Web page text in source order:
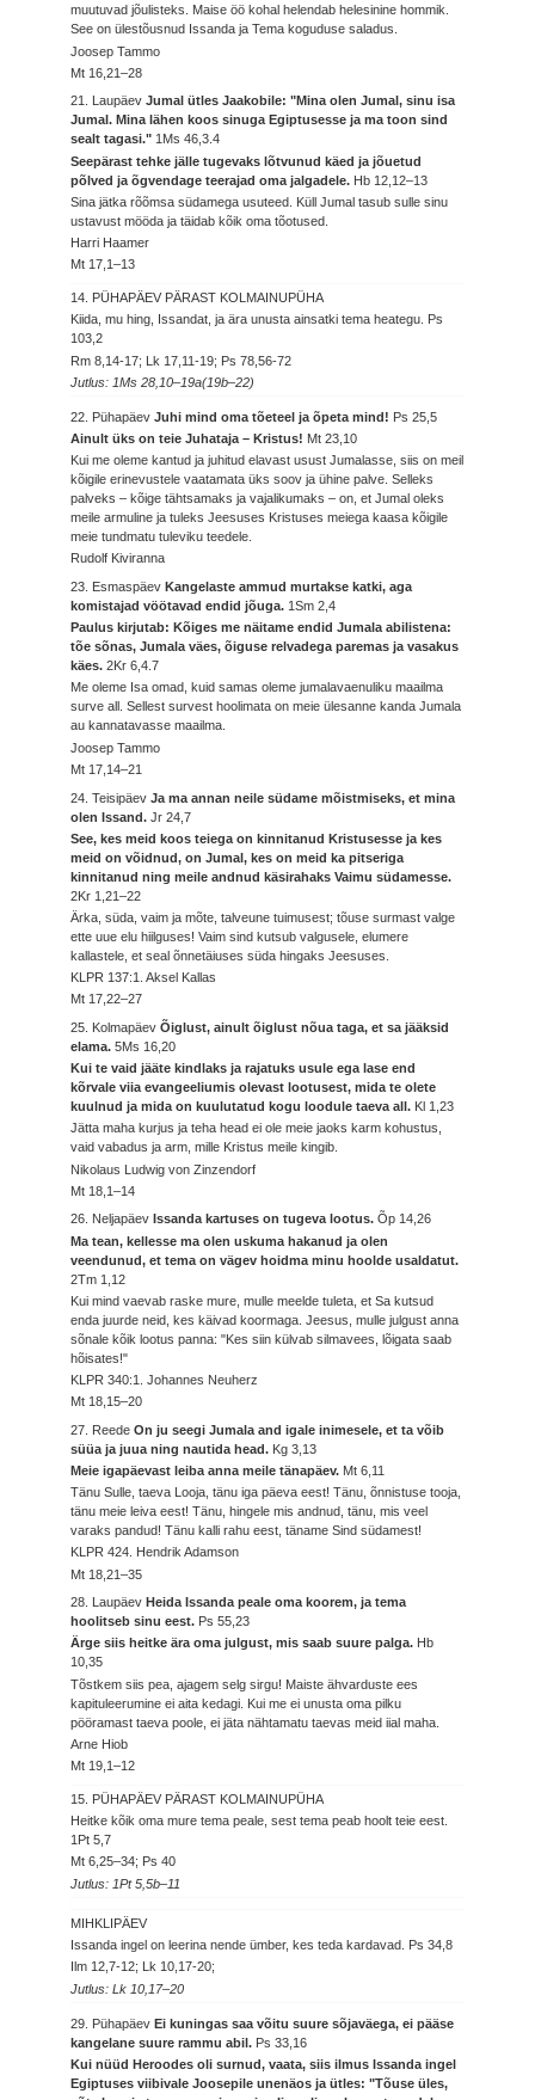
muutuvad jõulisteks. Maise öö kohal helendab helesinine hommik.
See on ülestõusnud Issanda ja Tema koguduse saladus.
Joosep Tammo
Mt 16,21–28
21. LaupäevJumal ütles Jaakobile: "Mina olen Jumal, sinu isa
Jumal. Mina lähen koos sinuga Egiptusesse ja ma toon sind
sealt tagasi."1Ms 46,3.4
Seepärast tehke jälle tugevaks lõtvunud käed ja jõuetud
põlved ja õgvendage teerajad oma jalgadele. Hb 12,12–13
Sina jätka rõõmsa südamega usuteed. Küll Jumal tasub sulle sinu
ustavust mööda ja täidab kõik oma tõotused.
Harri Haamer
Mt 17,1–13
14. PÜHAPÄEV PÄRAST KOLMAINUPÜHA
Kiida, mu hing, Issandat, ja ära unusta ainsatki tema heategu. Ps
103,2
Rm 8,14-17; Lk 17,11-19; Ps 78,56-72
Jutlus: 1Ms 28,10–19a(19b–22)
22. PühapäevJuhi mind oma tõeteel ja õpeta mind! Ps 25,5
Ainult üks on teie Juhataja – Kristus! Mt 23,10
Kui me oleme kantud ja juhitud elavast usust Jumalasse, siis on meil
kõigile erinevustele vaatamata üks soov ja ühine palve. Selleks
palveks – kõige tähtsamaks ja vajalikumaks – on, et Jumal oleks
meile armuline ja tuleks Jeesuses Kristuses meiega kaasa kõigile
meie tundmatu tuleviku teedele.
Rudolf Kiviranna
23. EsmaspäevKangelaste ammud murtakse katki, aga
komistajad vöötavad endid jõuga. 1Sm 2,4
Paulus kirjutab: Kõiges me näitame endid Jumala abilistena:
tõe sõnas, Jumala väes, õiguse relvadega paremas ja vasakus
käes.2Kr 6,4.7
Me oleme Isa omad, kuid samas oleme jumalavaenuliku maailma
surve all. Sellest survest hoolimata on meie ülesanne kanda Jumala
au kannatavasse maailma.
Joosep Tammo
Mt 17,14–21
24. TeisipäevJa ma annan neile südame mõistmiseks, et mina
olen Issand.Jr 24,7
See, kes meid koos teiega on kinnitanud Kristusesse ja kes
meid on võidnud, on Jumal, kes on meid ka pitseriga
kinnitanud ning meile andnud käsirahaks Vaimu südamesse.
2Kr 1,21–22
Ärka, süda, vaim ja mõte, talveune tuimusest; tõuse surmast valge
ette uue elu hiilguses! Vaim sind kutsub valgusele, elumere
kallastele, et seal õnnetäiuses süda hingaks Jeesuses.
KLPR 137:1. Aksel Kallas
Mt 17,22–27
25. KolmapäevÕiglust, ainult õiglust nõua taga, et sa jääksid
elama.5Ms 16,20
Kui te vaid jääte kindlaks ja rajatuks usule ega lase end
kõrvale viia evangeeliumis olevast lootusest, mida te olete
kuulnud ja mida on kuulutatud kogu loodule taeva all. Kl 1,23
Jätta maha kurjus ja teha head ei ole meie jaoks karm kohustus,
vaid vabadus ja arm, mille Kristus meile kingib.
Nikolaus Ludwig von Zinzendorf
Mt 18,1–14
26. Neljapäev Issanda kartuses on tugeva lootus.Õp 14,26
Ma tean, kellesse ma olen uskuma hakanud ja olen
veendunud, et tema on vägev hoidma minu hoolde usaldatut.
2Tm 1,12
Kui mind vaevab raske mure, mulle meelde tuleta, et Sa kutsud
enda juurde neid, kes käivad koormaga. Jeesus, mulle julgust anna
sõnale kõik lootus panna: "Kes siin külvab silmavees, lõigata saab
hõisates!"
KLPR 340:1. Johannes Neuherz
Mt 18,15–20
27. ReedeOn ju seegi Jumala and igale inimesele, et ta võib
süüa ja juua ning nautida head. Kg 3,13
Meie igapäevast leiba anna meile tänapäev. Mt 6,11
Tänu Sulle, taeva Looja, tänu iga päeva eest! Tänu, õnnistuse tooja,
tänu meie leiva eest! Tänu, hingele mis andnud, tänu, mis veel
varaks pandud! Tänu kalli rahu eest, täname Sind südamest!
KLPR 424. Hendrik Adamson
Mt 18,21–35
28. Laupäev Heida Issanda peale oma koorem, ja tema
hoolitseb sinu eest. Ps 55,23
Ärge siis heitke ära oma julgust, mis saab suure palga. Hb
10,35
Tõstkem siis pea, ajagem selg sirgu! Maiste ähvarduste ees
kapituleerumine ei aita kedagi. Kui me ei unusta oma pilku
pööramast taeva poole, ei jäta nähtamatu taevas meid iial maha.
Arne Hiob
Mt 19,1–12
15. PÜHAPÄEV PÄRAST KOLMAINUPÜHA
Heitke kõik oma mure tema peale, sest tema peab hoolt teie eest.
1Pt 5,7
Mt 6,25–34; Ps 40
Jutlus: 1Pt 5,5b–11
MIHKLIPÄEV
Issanda ingel on leerina nende ümber, kes teda kardavad. Ps 34,8
Ilm 12,7-12; Lk 10,17-20;
Jutlus: Lk 10,17–20
29. PühapäevEi kuningas saa võitu suure sõjaväega, ei pääse
kangelane suure rammu abil. Ps 33,16
Kui nüüd Heroodes oli surnud, vaata, siis ilmus Issanda ingel
Egiptuses viibivale Joosepile unenäos ja ütles: "Tõuse üles,